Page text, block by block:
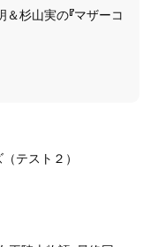
杉山実の『マザーコ
テスト２）